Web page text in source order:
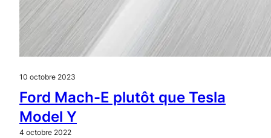
10 octobre 2023
Ford Mach-E plutôt que Tesla
Model Y
4 octobre 2022